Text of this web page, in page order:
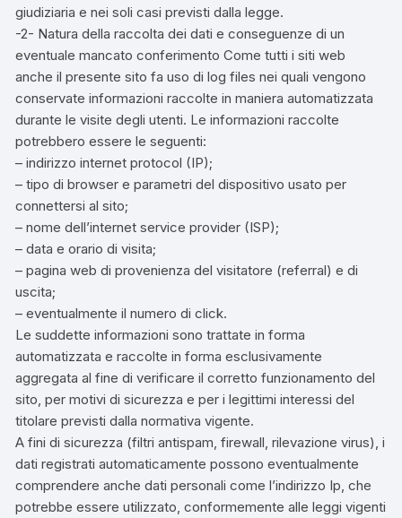
giudiziaria e nei soli casi previsti dalla legge.
-2- Natura della raccolta dei dati e conseguenze di un
eventuale mancato conferimento Come tutti i siti web
anche il presente sito fa uso di log files nei quali vengono
conservate informazioni raccolte in maniera automatizzata
durante le visite degli utenti. Le informazioni raccolte
potrebbero essere le seguenti:
– indirizzo internet protocol (IP);
– tipo di browser e parametri del dispositivo usato per
connettersi al sito;
– nome dell’internet service provider (ISP);
– data e orario di visita;
– pagina web di provenienza del visitatore (referral) e di
uscita;
– eventualmente il numero di click.
Le suddette informazioni sono trattate in forma
automatizzata e raccolte in forma esclusivamente
aggregata al fine di verificare il corretto funzionamento del
sito, per motivi di sicurezza e per i legittimi interessi del
titolare previsti dalla normativa vigente.
A fini di sicurezza (filtri antispam, firewall, rilevazione virus), i
dati registrati automaticamente possono eventualmente
comprendere anche dati personali come l’indirizzo Ip, che
potrebbe essere utilizzato, conformemente alle leggi vigenti